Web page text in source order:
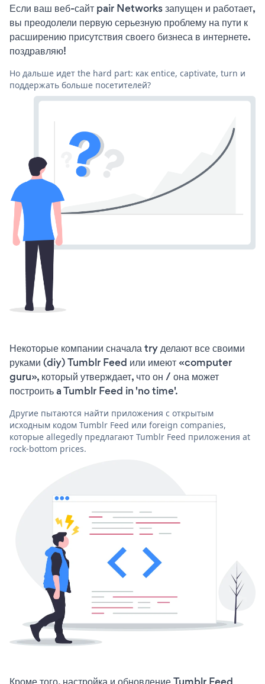
Если ваш веб-сайт pair Networks запущен и работает,
вы преодолели первую серьезную проблему на пути к
расширению присутствия своего бизнеса в интернете.
поздравляю!
Но дальше идет the hard part: как entice, captivate, turn и
поддержать больше посетителей?
Некоторые компании сначала try делают все своими
руками (diy) Tumblr Feed или имеют «computer
guru», который утверждает, что он / она может
построить a Tumblr Feed in 'no time'.
Другие пытаются найти приложения с открытым
исходным кодом Tumblr Feed или foreign companies,
которые allegedly предлагают Tumblr Feed приложения at
rock-bottom prices.